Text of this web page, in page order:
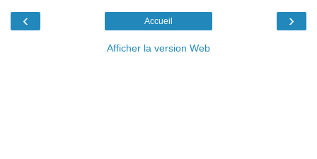
‹ ›
Accueil
Afficher la version Web